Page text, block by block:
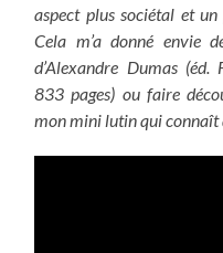
aspect plus sociétal et
Cela m’a donné envie
d’Alexandre Dumas
833 pages) ou faire
mon mini lutin qui connaît